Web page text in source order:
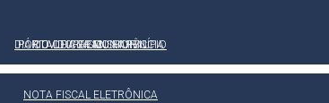
PORTAL DA TRANSPARÊNCIA
E-SIC
OUVIDORIA MUNICIPAL
DIÁRIO OFICIAL DO MUNICÍPIO
NOTA FISCAL ELETRÔNICA